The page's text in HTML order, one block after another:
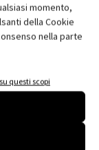
momento,
della Cookie
nella parte
questi scopi
City –